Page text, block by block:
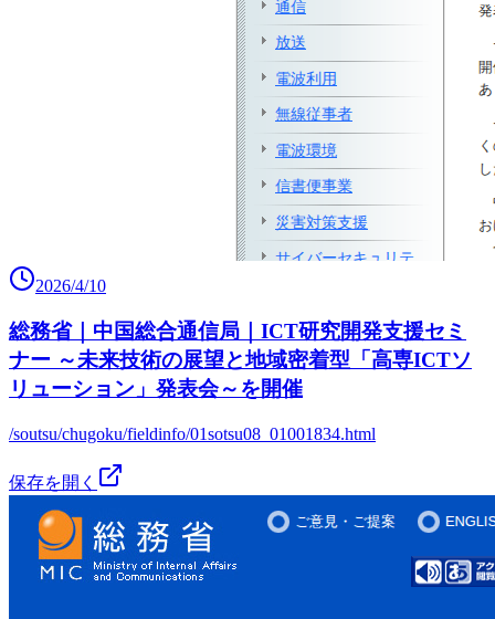
2026/4/10
総務省｜中国総合通信局｜ICT研究開発支援セミ
ナー ～未来技術の展望と地域密着型「高専ICTソ
リューション」発表会～を開催
/soutsu/chugoku/fieldinfo/01sotsu08_01001834.html
保存を開く